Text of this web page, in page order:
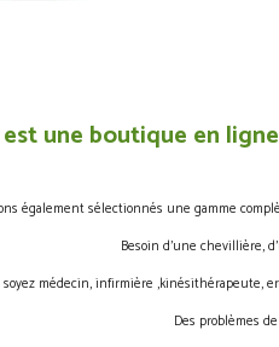
est une boutique en
également sélectionnés une gamme
Besoin d’une chevillière,
soyez médecin, infirmière ,kinésithérapeute,
Des problèmes